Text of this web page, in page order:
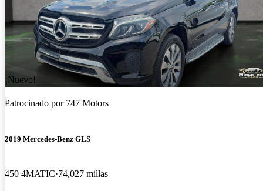
¡Nuevo!
Patrocinado por 747 Motors
2019 Mercedes-Benz GLS
450 4MATIC 74,027 millas